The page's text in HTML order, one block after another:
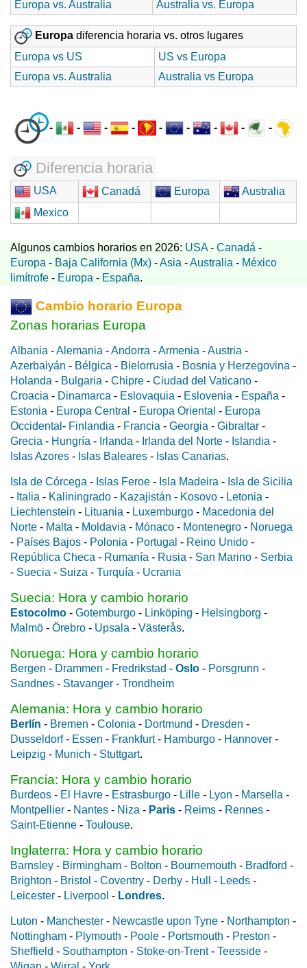
Europa vs. Australia Australia vs. Europa
Europa diferencia horaria vs. otros lugares
Europa vs US
US vs Europa
Europa vs. Australia
Australia vs Europa
- - - - - - - - -
Diferencia horaria
USA Canadá Europa
Australia
Mexico
Algunos cambios horarios en 2026: USA- Canadá -
Europa - Baja California (Mx) -Asia -Australia - México
limítrofe - Europa - España.
Cambio horario Europa
Zonas horarias Europa
Albania -Alemania -Andorra -Armenia -Austria -
Azerbaiyán - Bélgica - Bielorrusia - Bosnia y Herzegovina -
Holanda - Bulgaria - Chipre - Ciudad del Vaticano -
Croacia - Dinamarca - Eslovaquia - Eslovenia - España -
Estonia - Europa Central - Europa Oriental - Europa
Occidental - Finlandia - Francia - Georgia - Gibraltar -
Grecia - Hungría - Irlanda - Irlanda del Norte - Islandia -
Islas Azores - Islas Baleares - Islas Canarias.
Isla de Córcega - Islas Feroe - Isla Madeira - Isla de Sicilia
- Italia - Kaliningrado - Kazajistán - Kosovo - Letonia -
Liechtenstein - Lituania - Luxemburgo - Macedonia del
Norte - Malta - Moldavia - Mónaco - Montenegro - Noruega
- Países Bajos - Polonia - Portugal - Reino Unido -
República Checa - Rumanía - Rusia - San Marino - Serbia
- Suecia - Suiza - Turquía - Ucrania
Suecia: Hora y cambio horario
Estocolmo - Gotemburgo - Linköping - Helsingborg -
Malmö - Örebro - Upsala - Västerås.
Noruega: Hora y cambio horario
Bergen - Drammen - Fredrikstad - Oslo - Porsgrunn -
Sandnes - Stavanger - Trondheim
Alemania: Hora y cambio horario
Berlín - Bremen - Colonia - Dortmund - Dresden -
Dusseldorf- Essen - Frankfurt- Hamburgo - Hannover -
Leipzig - Munich - Stuttgart.
Francia: Hora y cambio horario
Burdeos - El Havre - Estrasburgo - Lille - Lyon - Marsella -
Montpellier - Nantes - Niza - Paris - Reims - Rennes -
Saint-Etienne - Toulouse.
Inglaterra: Hora y cambio horario
Barnsley - Birmingham - Bolton - Bournemouth - Bradford -
Brighton - Bristol - Coventry - Derby - Hull - Leeds -
Leicester - Liverpool - Londres.
Luton - Manchester - Newcastle upon Tyne - Northampton -
Nottingham - Plymouth - Poole - Portsmouth - Preston -
Sheffield - Southampton - Stoke-on-Trent- Teesside -